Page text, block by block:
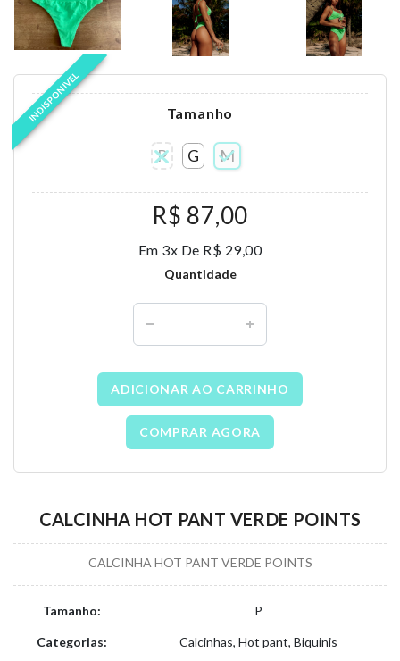
INDISPONÍVEL Tamanho
P G M
R$ 87,00
Em 3x De R$ 29,00
Quantidade
ADICIONAR AO CARRINHO
COMPRAR AGORA
CALCINHA HOT PANT VERDE POINTS
CALCINHA HOT PANT VERDE POINTS
Tamanho: P
Categorias: Calcinhas, Hot pant, Biquinis